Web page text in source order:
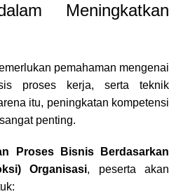
Meningkatkan
pemahaman mengenai
proses kerja, serta teknik
itu, peningkatan kompetensi
penting.
Proses Bisnis Berdasarkan
Organisasi, peserta akan